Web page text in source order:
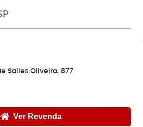
Salles Oliveira, 877
Ver Revenda